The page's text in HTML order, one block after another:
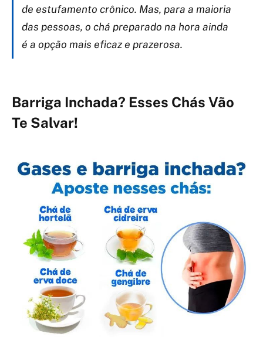
de estufamento crônico. Mas, para a maioria
das pessoas, o chá preparado na hora ainda
é a opção mais eficaz e prazerosa.
Barriga Inchada? Esses Chás Vão
Te Salvar!